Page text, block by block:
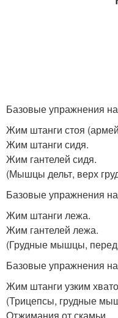
Базовые упражнения
Жим штанги стоя
Жим штанги сидя.
Жим гантелей сидя.
(Мышцы дельт, верх
Базовые упражнения
Жим штанги лежа.
Жим гантелей лежа.
(Грудные мышцы,
Базовые упражнения
Жим штанги узким
(Трицепсы, грудные